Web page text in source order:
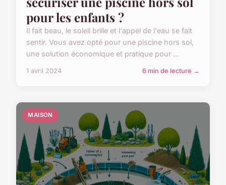
pour les enfants ?
Il fait beau, le soleil brille et l'appel de l'eau se fait
sentir. Vous avez opté pour une piscine hors sol,
une solution économique et pratique pour ...
1 avril 2024 6 min de lecture →
MAISON